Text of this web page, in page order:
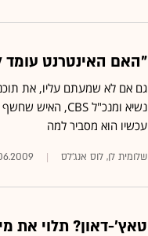
"האם האינטרנט עומד
גם אם לא שמעתם עליו, את
עכשיו הוא מסביר למה
שלומית לן, לוס אנג'לס
טאץ'-דאון? תלוי את